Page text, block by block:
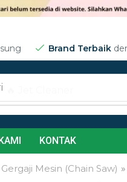
Brand Terbaik
KONTAK
Gergaji Mesin (Chain Saw) »